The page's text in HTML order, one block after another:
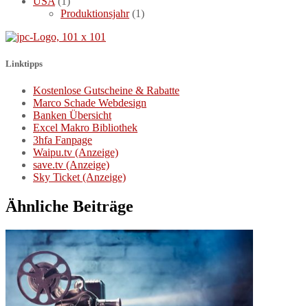
Produktionsjahr(1)
Linktipps
Kostenlose Gutscheine & Rabatte
Marco Schade Webdesign
Banken Übersicht
Excel Makro Bibliothek
3hfa Fanpage
Waipu.tv (Anzeige)
save.tv (Anzeige)
Sky Ticket (Anzeige)
Ähnliche Beiträge